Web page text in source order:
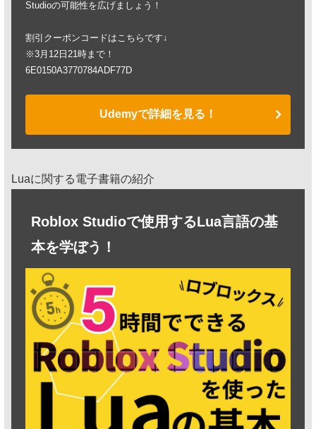
Studioの可能性を広げましょう！
割引クーポンコードはこちらです↓
※3月12日21時まで！
6E0150A3770784ADF77D
Udemyで詳細を見る！
Luaに関する電子書籍の紹介
Roblox Studioで使用するLua言語の基
本を学ぼう！